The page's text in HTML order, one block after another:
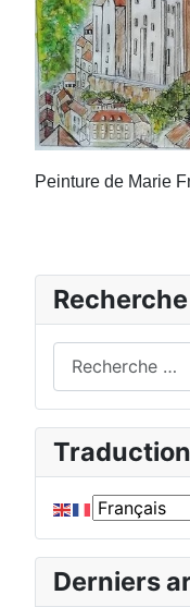
Peinture de Marie
Recherche
Type 2 or more
Traduction
Derniers